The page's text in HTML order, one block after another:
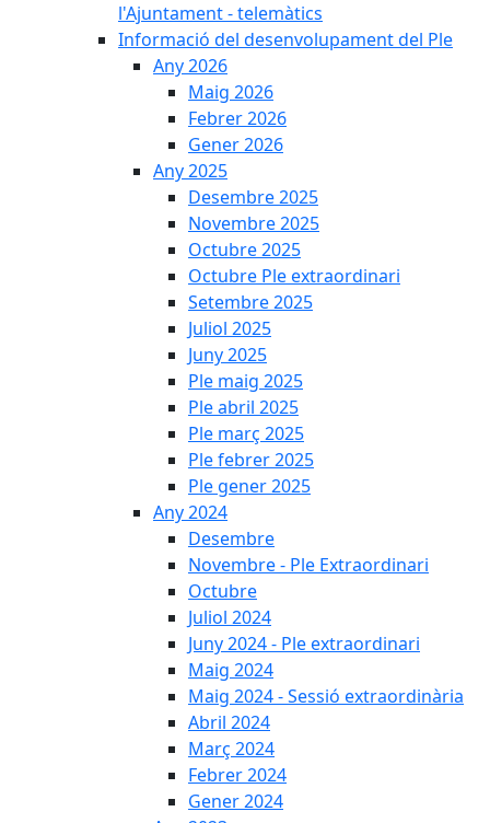
l'Ajuntament - telemàtics
Informació del desenvolupament del Ple
Any 2026
Maig 2026
Febrer 2026
Gener 2026
Any 2025
Desembre 2025
Novembre 2025
Octubre 2025
Octubre Ple extraordinari
Setembre 2025
Juliol 2025
Juny 2025
Ple maig 2025
Ple abril 2025
Ple març 2025
Ple febrer 2025
Ple gener 2025
Any 2024
Desembre
Novembre - Ple Extraordinari
Octubre
Juliol 2024
Juny 2024 - Ple extraordinari
Maig 2024
Maig 2024 - Sessió extraordinària
Abril 2024
Març 2024
Febrer 2024
Gener 2024